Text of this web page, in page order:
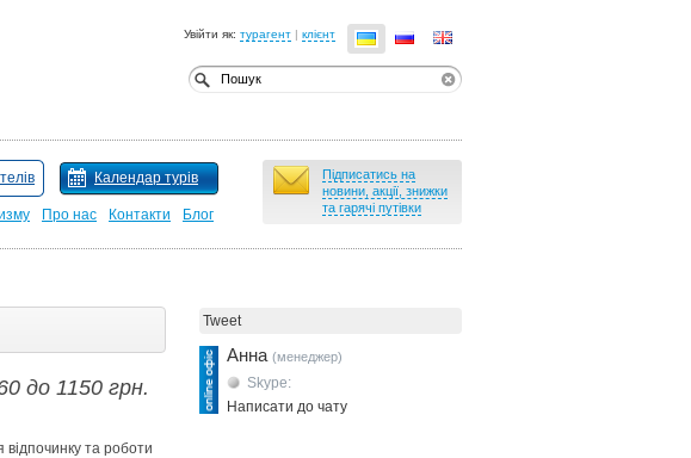
Увійти як: турагент | клієнт
Підписатись на
новини, акції, знижки
та гарячі путівки
Календар турів
Про нас Контакти Блог
відпочинку та роботи
до 1150 грн.
Tweet
Анна (менеджер)
Skype:
Написати до чату